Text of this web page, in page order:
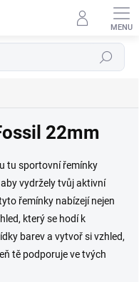
Hledat
22mm
tu sportovní řemínky
vydržely tvůj aktivní
řemínky nabízejí nejen
který se hodí k
barev a vytvoř si vzhled,
tě podporuje ve tvých